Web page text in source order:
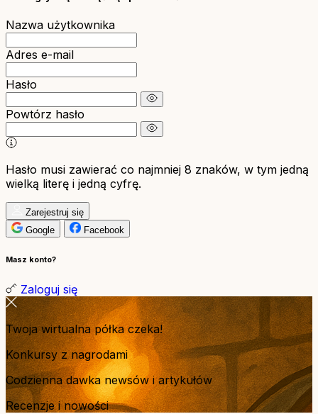
Nazwa użytkownika
Adres e-mail
Hasło
Powtórz hasło
Hasło musi zawierać co najmniej 8 znaków, w tym jedną
wielką literę i jedną cyfrę.
Zarejestruj się
Google
Facebook
Masz konto?
Zaloguj się
Twoja wirtualna półka czeka!
Konkursy z nagrodami
Codzienna dawka newsów i artykułów
Recenzje i nowości